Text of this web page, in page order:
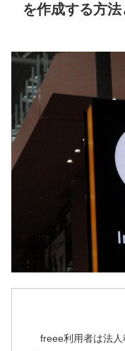
を作成する方法
freee利用者は法人